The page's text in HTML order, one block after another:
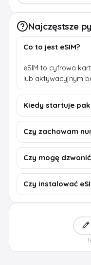
Najczęstsze
Co to jest eSIM?
eSIM to cyfrowa
lub aktywacyjnym
Kiedy startuje
Czy zachowam
Czy mogę
Czy instalować